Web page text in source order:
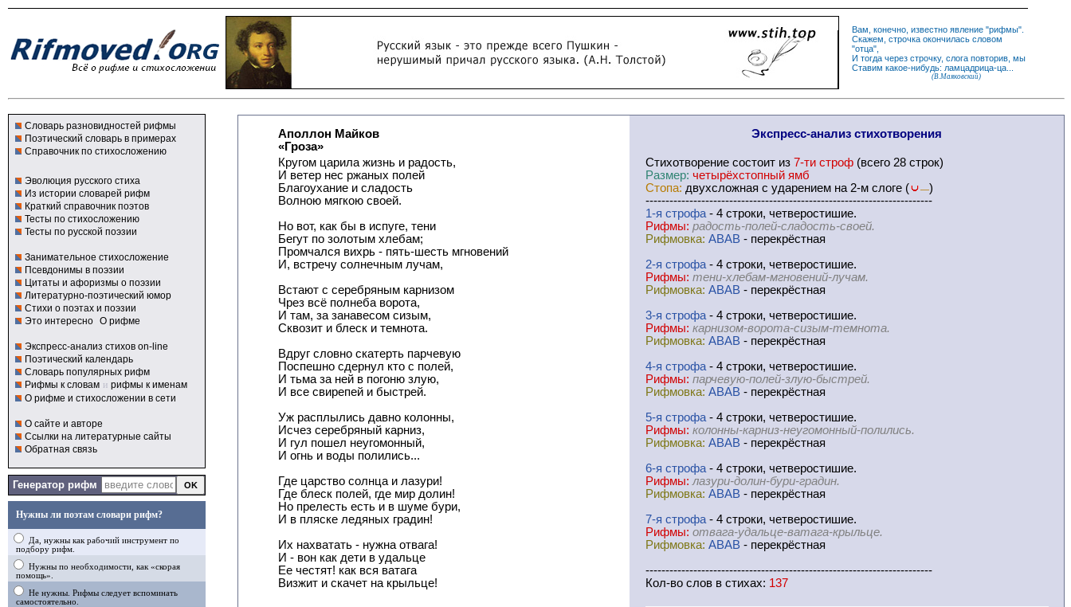
Вам, конечно, известно явление "рифмы".
Скажем, строчка окончилась словом
"отца",
И тогда через строчку, слога повторив, мы
Ставим какое-нибудь: ламцадрица-ца...
(В.Маяковский)
Словарь разновидностей рифмы
Поэтический словарь в примерах
Справочник по стихосложению
Эволюция русского стиха
Из истории словарей рифм
Краткий справочник поэтов
Тесты по стихосложению
Тесты по русской поэзии
Занимательное стихосложение
Псевдонимы в поэзии
Цитаты и афоризмы о поэзии
Литературно-поэтический юмор
Стихи о поэтах и поэзии
Это интересно О рифме
Экспресс-анализ стихов on-line
Поэтический календарь
Словарь популярных рифм
Рифмы к словам и рифмы к именам
О рифме и стихосложении в сети
О сайте и авторе
Ссылки на литературные сайты
Обратная связь
Генератор рифм
Нужны ли поэтам словари рифм?
Да, нужны как рабочий инструмент по
подбору рифм.
Нужны по необходимости, как «скорая
помощь».
Не нужны. Рифмы следует вспоминать
самостоятельно.
Аполлон Майков
«Гроза»
Кругом царила жизнь и радость,
И ветер нес ржаных полей
Благоухание и сладость
Волною мягкою своей.
Но вот, как бы в испуге, тени
Бегут по золотым хлебам;
Промчался вихрь - пять-шесть мгновений
И, встречу солнечным лучам,
Встают с серебряным карнизом
Чрез всё полнеба ворота,
И там, за занавесом сизым,
Сквозит и блеск и темнота.
Вдруг словно скатерть парчевую
Поспешно сдернул кто с полей,
И тьма за ней в погоню злую,
И все свирепей и быстрей.
Уж расплылись давно колонны,
Исчез серебряный карниз,
И гул пошел неугомонный,
И огнь и воды полились...
Где царство солнца и лазури!
Где блеск полей, где мир долин!
Но прелесть есть и в шуме бури,
И в пляске ледяных градин!
Их нахватать - нужна отвага!
И - вон как дети в удальце
Ее честят! как вся ватага
Визжит и скачет на крыльце!
Экспресс-анализ стихотворения
Cтихотворение состоит из 7-ти строф (всего 28 строк)
Размер: четырёхстопный ямб
Стопа: двухсложная с ударением на 2-м слоге ( —)
------------------------------------------------------------------------
1-я cтрофа - 4 строки, четверостишие.
Рифмы: радость-полей-сладость-своей.
Рифмовка: ABAB - перекрёстная
2-я cтрофа - 4 строки, четверостишие.
Рифмы: тени-хлебам-мгновений-лучам.
Рифмовка: ABAB - перекрёстная
3-я cтрофа - 4 строки, четверостишие.
Рифмы: карнизом-ворота-сизым-темнота.
Рифмовка: ABAB - перекрёстная
4-я cтрофа - 4 строки, четверостишие.
Рифмы: парчевую-полей-злую-быстрей.
Рифмовка: ABAB - перекрёстная
5-я cтрофа - 4 строки, четверостишие.
Рифмы: колонны-карниз-неугомонный-полились.
Рифмовка: ABAB - перекрёстная
6-я cтрофа - 4 строки, четверостишие.
Рифмы: лазури-долин-бури-градин.
Рифмовка: ABAB - перекрёстная
7-я cтрофа - 4 строки, четверостишие.
Рифмы: отвага-удальце-ватага-крыльце.
Рифмовка: ABAB - перекрёстная
------------------------------------------------------------------------
Кол-во слов в стихах: 137